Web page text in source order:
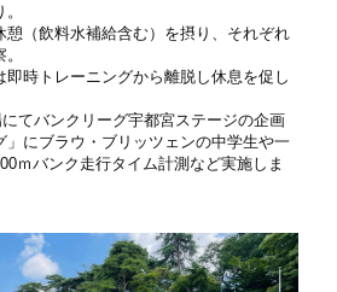
憩（飲料水補給含む）を摂り、それぞれ
時トレーニングから離脱し休息を促し
てバンクリーグ宇都宮ステージの企画
」にブラウ・ブリッツェンの中学生や一
ｍバンク走行タイム計測など実施しま